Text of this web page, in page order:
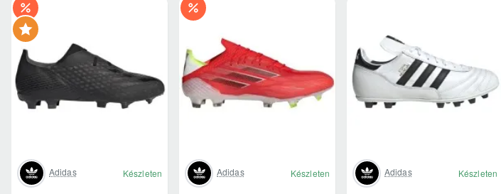
Adidas Készleten Adidas Készleten Adidas Készleten